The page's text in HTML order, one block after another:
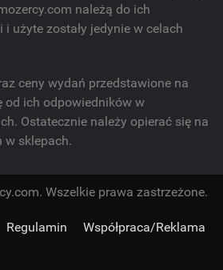
należą do ich
użyte zostały jedynie w celach
ceny wydań przedstawione na
od ich odpowiedników w
Ostatecznie należy opierać się na
w sklepach.
Wszelkie prawa zastrzeżone.
Regulamin Współpraca/Reklama